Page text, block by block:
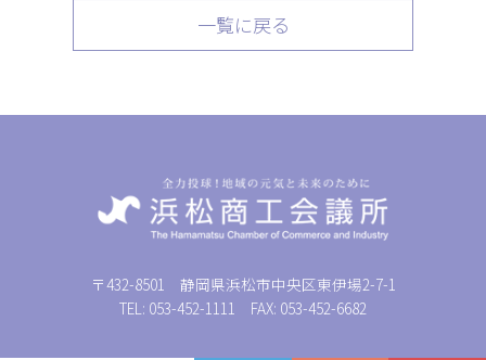
一覧に戻る
〒432-8501 静岡県浜松市中央区東伊場2-7-1
TEL: 053-452-1111 FAX: 053-452-6682